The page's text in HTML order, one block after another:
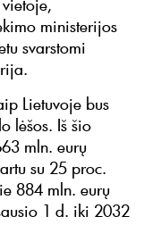
ministerijos
svarstomi
Lietuvoje bus
lėšos. Iš šio
mln. eurų
su 25 proc.
884 mln. eurų
1 d. iki 2032